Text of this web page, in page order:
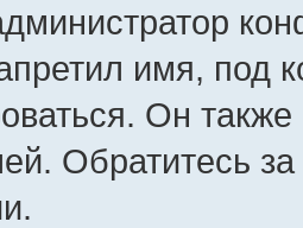
имя, под
Он
Обратитесь